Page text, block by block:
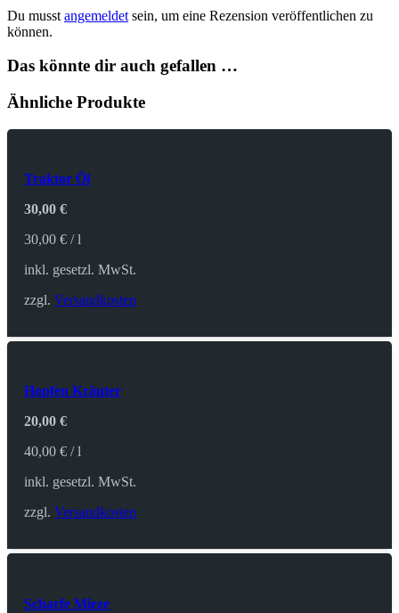
Du musst angemeldet sein, um eine Rezension veröffentlichen zu
können.
Das könnte dir auch gefallen …
Ähnliche Produkte
Traktor Öl
30,00€
30,00€ /l
inkl. gesetzl. MwSt.
zzgl.Versandkosten
Hopfen Kräuter
20,00€
40,00€ /l
inkl. gesetzl. MwSt.
zzgl.Versandkosten
Scharfe Mieze